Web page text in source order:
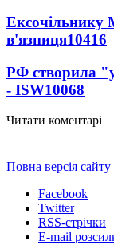
Ексочільнику
в'язниця10416
РФ створила
- ISW10068
Читати коментарі
Повна версія сайту
Facebook
Twitter
RSS-стрічки
E-mail